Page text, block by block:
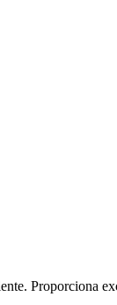
Proporciona